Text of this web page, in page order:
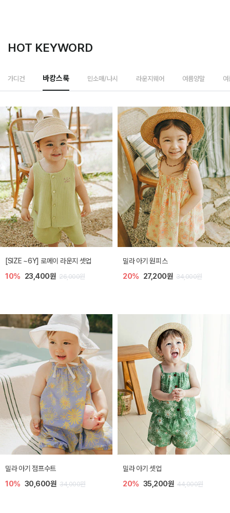
HOT KEYWORD
가디건 바캉스룩 민소매/나시 라운지웨어 여름양말
엘리오 아기 블라우스
20% 21,600원 27,000원
엘로디 니트 아기 뷔스티에
20% 21,600원 27,000원
토닉 아기 민소매 티셔츠
20% 11,200원 14,000원
베티 니트 아기 민소매 티셔츠
10% 24,300원 27,000원